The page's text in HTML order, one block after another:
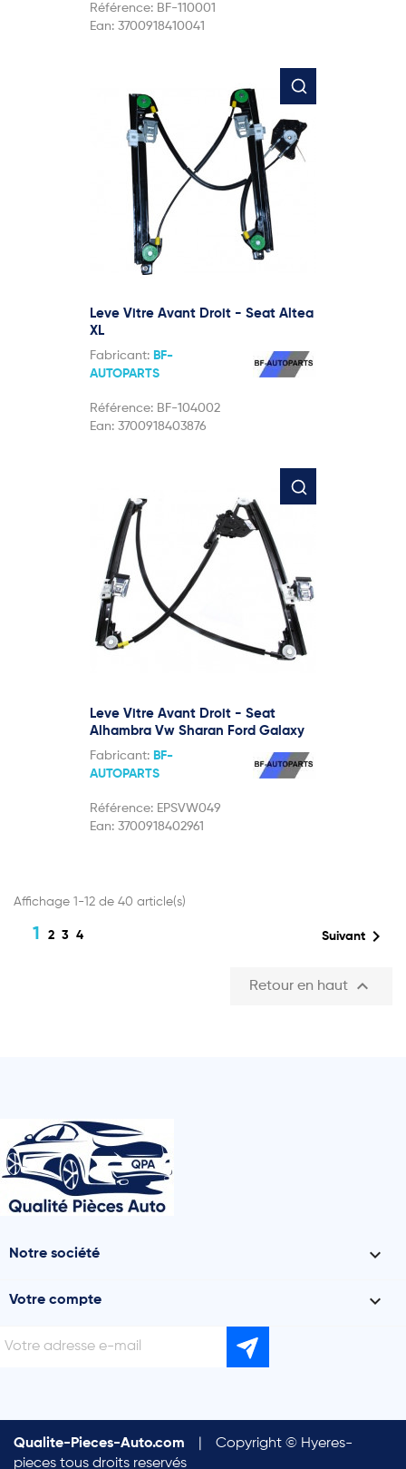
Référence: BF-110001
Ean: 3700918410041
Leve Vitre Avant Droit - Seat Altea
XL
Fabricant: BF-
AUTOPARTS
Référence: BF-104002
Ean: 3700918403876
Leve Vitre Avant Droit - Seat
Alhambra Vw Sharan Ford Galaxy
Fabricant: BF-
AUTOPARTS
Référence: EPSVW049
Ean: 3700918402961
Affichage 1-12 de 40 article(s)
1 2 3 4 Suivant 
Retour en haut 
Notre société 
Votre compte 
Qualite-Pieces-Auto.com
Copyright © Hyeres-
pieces tous droits reservés